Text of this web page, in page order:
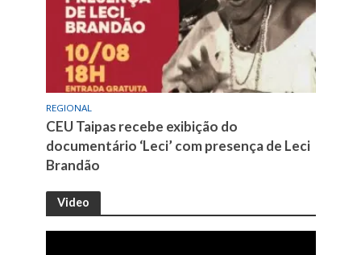
REGIONAL
CEU Taipas recebe exibição do
documentário ‘Leci’ com presença de Leci
Brandão
Video